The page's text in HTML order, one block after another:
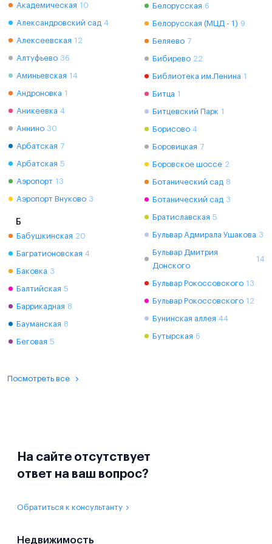
Академическая 10
Александровский сад 4
Алексеевская 12
Алтуфьево 36
Аминьевская 14
Андроновка 1
Аникеевка 4
Аннино 30
Арбатская 7
Арбатская 5
Аэропорт 13
Аэропорт Внуково 3
Б
Бабушкинская 20
Багратионовская 4
Баковка 3
Балтийская 5
Баррикадная 8
Бауманская 8
Беговая 5
Белорусская 6
Белорусская (МЦД - 1) 9
Беляево 7
Бибирево 22
Библиотека им.Ленина 1
Битца 1
Битцевский Парк 1
Борисово 4
Боровицкая 7
Боровское шоссе 2
Ботанический сад 8
Ботанический сад 3
Братиславская 5
Бульвар Адмирала Ушакова 3
Бульвар Дмитрия
Донского
14
Бульвар Рокоссовского 13
Бульвар Рокоссовского 12
Бунинская аллея 44
Бутырская 6
Посмотреть все
На сайте отсутствует
ответ на ваш вопрос?
Обратиться к консультанту
Недвижимость